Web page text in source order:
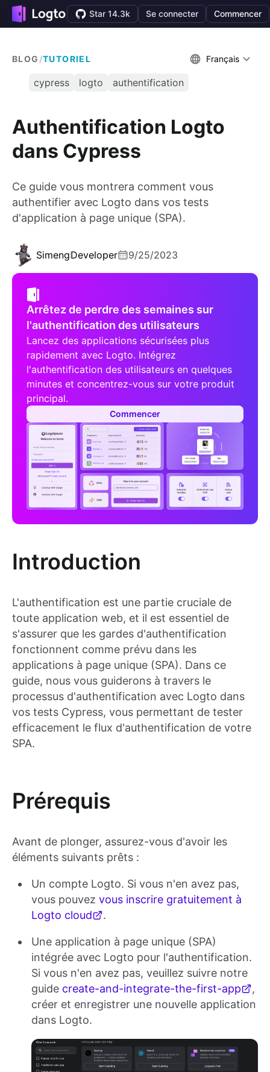
Star 14.3k Se connecter Commencer
BLOG /TUTORIEL Français
cypress logto authentification
Authentification Logto
dans Cypress
Ce guide vous montrera comment vous
authentifier avec Logto dans vos tests
d'application à page unique (SPA).
SimengDeveloper 9/25/2023
Arrêtez de perdre des semaines sur
l'authentification des utilisateurs
Lancez des applications sécurisées plus
rapidement avec Logto. Intégrez
l'authentification des utilisateurs en quelques
minutes et concentrez-vous sur votre produit
principal.
Commencer
Introduction
L'authentification est une partie cruciale de
toute application web, et il est essentiel de
s'assurer que les gardes d'authentification
fonctionnent comme prévu dans les
applications à page unique (SPA). Dans ce
guide, nous vous guiderons à travers le
processus d'authentification avec Logto dans
vos tests Cypress, vous permettant de tester
efficacement le flux d'authentification de votre
SPA.
Prérequis
Avant de plonger, assurez-vous d'avoir les
éléments suivants prêts :
Un compte Logto. Si vous n'en avez pas,
vous pouvez vous inscrire gratuitement à
Logto cloud
.
Une application à page unique (SPA)
intégrée avec Logto pour l'authentification.
Si vous n'en avez pas, veuillez suivre notre
guide create-and-integrate-the-first-app
,
créer et enregistrer une nouvelle application
dans Logto.